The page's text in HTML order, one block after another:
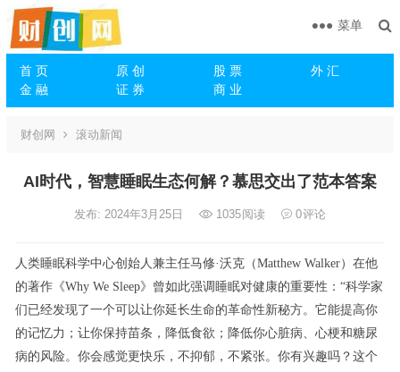
首 页 原 创 股 票
外 汇
金 融
证 券 商 业
菜单
财创网 滚动新闻
AI时代，智慧睡眠生态何解？慕思交出了范本答案
发布: 2024年3月25日 1035阅读 0评论
人类睡眠科学中心创始人兼主任马修·沃克（Matthew Walker）在他
的著作《Why We Sleep》曾如此强调睡眠对健康的重要性：“科学家
们已经发现了一个可以让你延长生命的革命性新秘方。它能提高你
的记忆力；让你保持苗条，降低食欲；降低你心脏病、心梗和糖尿
病的风险。你会感觉更快乐，不抑郁，不紧张。你有兴趣吗？这个